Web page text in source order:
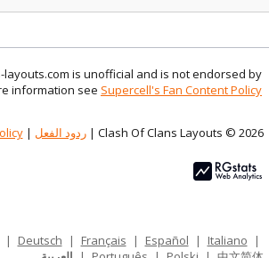
is unofficial and is not endorsed by
information see Supercell's Fan Content Policy
Clash Of Clans Layouts © 2026 | ردود الفعل |
| Deutsch | Français | Español | Italiano
|